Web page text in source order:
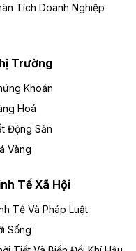
sinh thái’
của Công ty Cổ
DLG) được
đồng.
đất làm khu
thuê gần 59 ha
nghệ cao Long
Tích Doanh Nghiệp
Trường
Khoán
Hoá
Động Sản
Vàng
Tế Xã Hội
Tế Và Pháp Luật
Sống